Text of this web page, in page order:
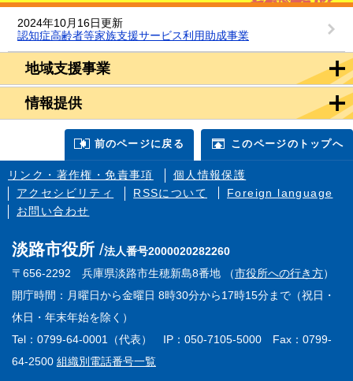
地域支援事業
情報提供
2024年10月16日更新
認知症高齢者等家族支援サービス利用助成事業
前のページに戻る このページのトップへ
リンク・著作権・免責事項
個人情報保護
アクセシビリティ
RSSについて
Foreign language
お問い合わせ
淡路市役所
法人番号2000020282260
〒656-2292 兵庫県淡路市生穂新島8番地 （市役所への行き方）
開庁時間：月曜日から金曜日 8時30分から17時15分まで（祝日・
休日・年末年始を除く）
Tel：0799-64-0001（代表） IP：050-7105-5000 Fax：0799-
64-2500 組織別電話番号一覧